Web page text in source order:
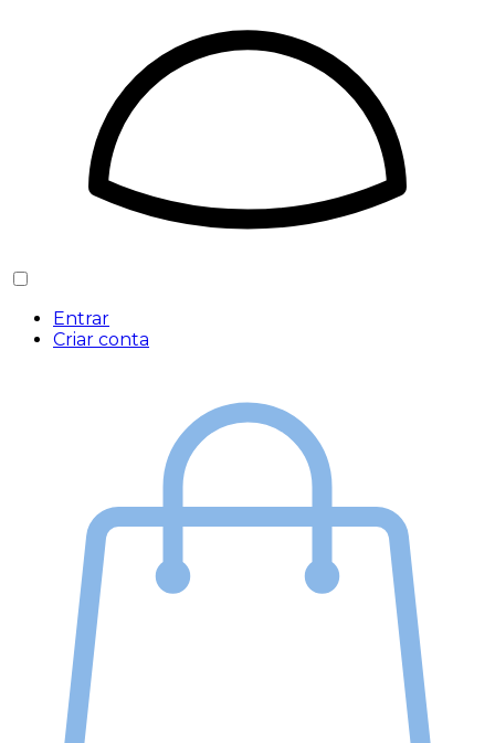
Entrar
Criar conta